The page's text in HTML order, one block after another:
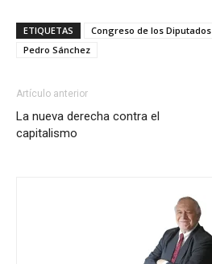
ETIQUETAS Congreso de los Diputados
Pedro Sánchez
Artículo anterior
La nueva derecha contra el
capitalismo